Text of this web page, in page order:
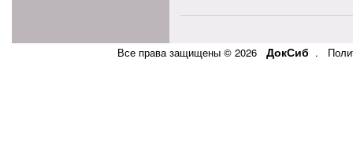
Все права защищены © 2026 ДокСиб .